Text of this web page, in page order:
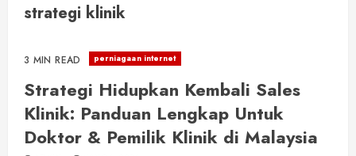
strategi klinik
3 MIN READ perniagaan internet
Strategi Hidupkan Kembali Sales
Klinik: Panduan Lengkap Untuk
Doktor & Pemilik Klinik di Malaysia